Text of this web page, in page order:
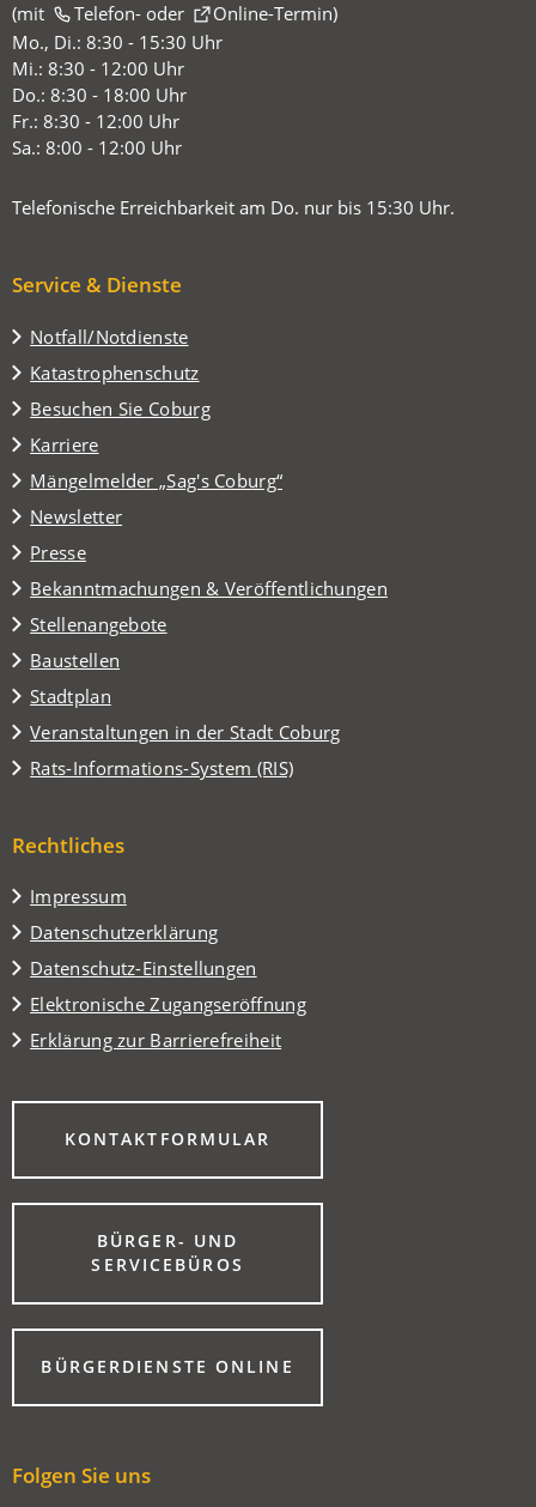
(mit
Telefon-oder Online-Termin
(Öffnet
in
einem
neuen
Tab)
)
Mo., Di.: 8:30 - 15:30 Uhr
Mi.: 8:30 - 12:00 Uhr
Do.: 8:30 - 18:00 Uhr
Fr.: 8:30 - 12:00 Uhr
Sa.: 8:00 - 12:00 Uhr
Telefonische Erreichbarkeit am Do. nur bis 15:30 Uhr.
Service & Dienste
Notfall/Notdienste
Katastrophenschutz
Besuchen Sie Coburg
(Öffnet
in
einem
neuen
Tab)
Karriere
Mängelmelder „Sag's Coburg“
(Öffnet
in
einem
neuen
Tab)
Newsletter
Presse
Bekanntmachungen & Veröffentlichungen
Stellenangebote
Baustellen
Stadtplan
(Öffnet
in
einem
neuen
Veranstaltungen in der Stadt Coburg
(Öffnet
in
einem
Tab)
Rats-Informations-System (RIS)
(Öffnet
neuen
Rechtliches
Impressum
Datenschutzerklärung
Datenschutz-Einstellungen
Elektronische Zugangseröffnung
Erklärung zur Barrierefreiheit
KONTAKTFORMULAR
(ÖFFNET
EINEM
NEUEN
BÜRGER- UND
SERVICEBÜROS
(ÖFFNET
EINEM
NEUEN
TAB)BÜRGERDIENSTE ONLINE
(ÖFFNET
EINEM
TAB)
Folgen Sie uns